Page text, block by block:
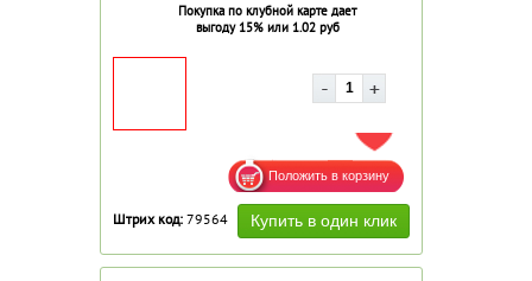
Покупка по клубной карте дает
выгоду 15% или 1.02 руб
ДОБАВИТЬ В ИЗБРАННОЕ
Штрих код: 79564